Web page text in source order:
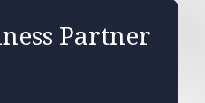
Partner